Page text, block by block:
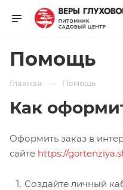
Помощь
Главная — Помощь
Как
Оформить заказ в
сайте https://
Создайте личный